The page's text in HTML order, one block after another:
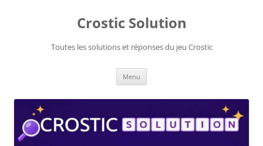
Crostic Solution
Toutes les solutions et réponses du jeu Crostic
Menu